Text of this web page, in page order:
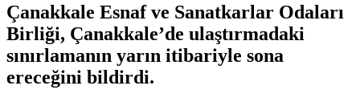
Çanakkale Esnaf ve Sanatkarlar Odaları
Birliği, Çanakkale’de ulaştırmadaki
sınırlamanın yarın itibariyle sona
ereceğini bildirdi.